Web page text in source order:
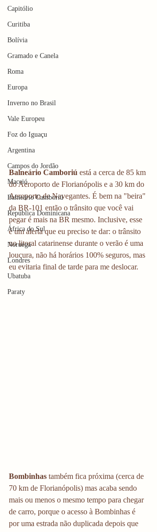
Capitólio
Curitiba
Bolívia
Gramado e Canela
Roma
Europa
Inverno no Brasil
Vale Europeu
Foz do Iguaçu
Argentina
Campos do Jordão
Maceió
Balneário Camboriú
República Dominicana
África do Sul
Noruega
Londres
Ubatuba
Paraty
Balneário Camboriú está a cerca de 85 km
do Aeroporto de Florianópolis e a 30 km do
Aeroporto de Navegantes. É bem na "beira"
da BR-101 então o trânsito que você vai
pegar é mais na BR mesmo. Inclusive, esse
é um alerta que eu preciso te dar: o trânsito
no litoral catarinense durante o verão é uma
loucura, não há horários 100% seguros, mas
eu evitaria final de tarde para me deslocar.
Bombinhas também fica próxima (cerca de
70 km de Florianópolis) mas acaba sendo
mais ou menos o mesmo tempo para chegar
de carro, porque o acesso à Bombinhas é
por uma estrada não duplicada depois que